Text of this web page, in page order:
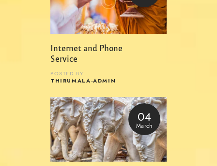
Internet and Phone
Service
POSTED BY
THIRUMALA-ADMIN
04
March